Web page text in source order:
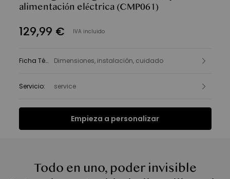
alimentación eléctrica (CMP061)
129,99 € IVA incluido
Ficha Técnica :
Dimensiones, instalación, cuidado
Servicio: service
Empieza a personalizar
Ficha Técnica
Todo en uno, poder invisible